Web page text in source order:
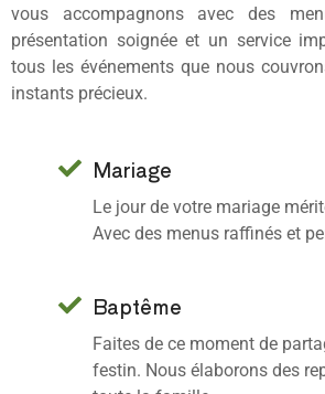
vous accompagnons avec des
présentation soignée et un service
tous les événements que nous
instants précieux.
Mariage
Le jour de votre mariage
Avec des menus raffinés et
Baptême
Faites de ce moment de
festin. Nous élaborons des